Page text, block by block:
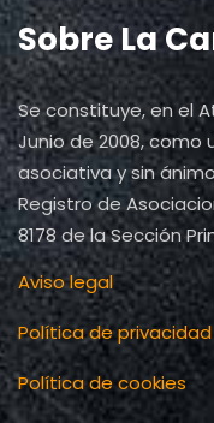
Sobre La
Se constituye, en el
Junio de 2008, como
asociativa y sin
Registro de
8178 de la Sección
Aviso legal
Política de privacidad
Política de cookies